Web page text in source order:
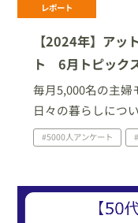
レポート
【2024年】アッ
ト 6月トピック
毎月5,000名の主婦
日々の暮らしにつ
今回は、2024年6
についての調査結
#5000人アンケート